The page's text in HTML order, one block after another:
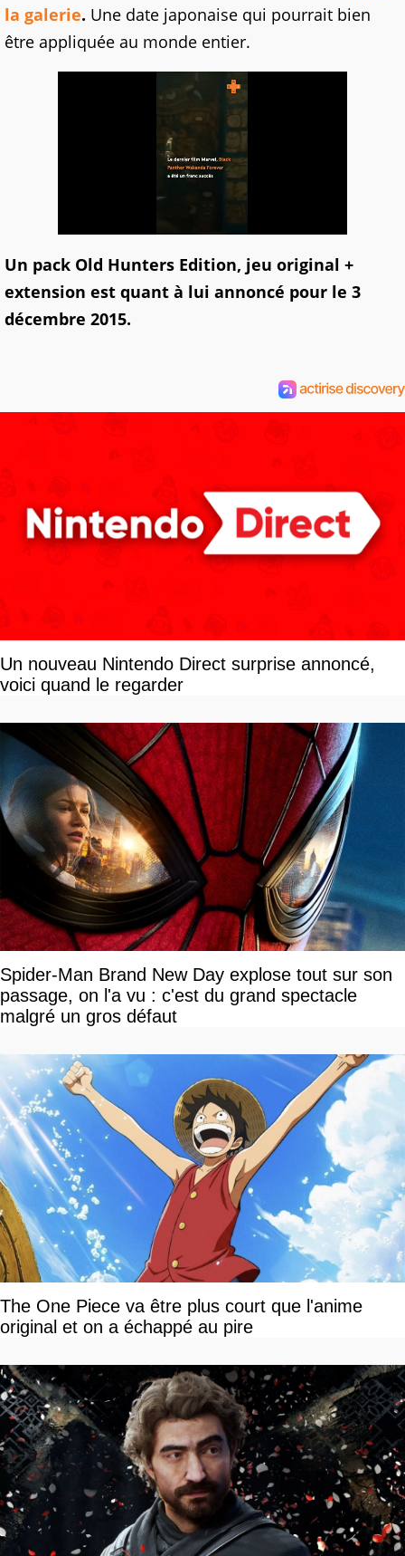
la galerie. Une date japonaise qui pourrait bien
être appliquée au monde entier.
Un pack Old Hunters Edition, jeu original +
extension est quant à lui annoncé pour le 3
décembre 2015.
Un nouveau Nintendo Direct surprise annoncé,
voici quand le regarder
Spider-Man Brand New Day explose tout sur son
passage, on l'a vu : c'est du grand spectacle
malgré un gros défaut
The One Piece va être plus court que l'anime
original et on a échappé au pire